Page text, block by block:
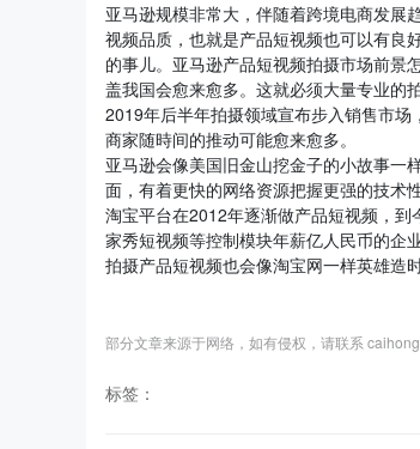
亚马逊规模非常大，伴随着跨境电商发展
视频品质，也就是产品短视频也可以有良
的事儿。亚马逊产品短视频拍摄市场前景
盖我国会愈来愈多。这就必须大量专业的
2019年后半年拍摄领域宣布步入销售市
商家随時间的推动可能愈来愈多。
亚马逊会像美国旧金山挖金子的小故事一
面，有着更快的网络资源把握更强的技术
淘宝平台在2012年逐渐做产品短视频，
家秀短视频等控制模块年薪亿人民币的企
拍摄产品短视频也会像淘宝网一样英雄造
部分文章来源于网络，如有侵权，请联系
标签：